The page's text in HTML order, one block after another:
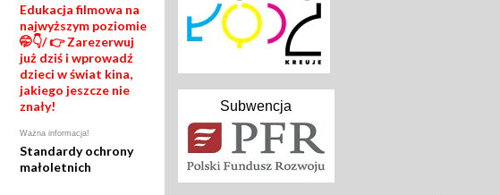
Edukacja filmowa na
najwyższym poziomie
🤭👇/ 👉 Zarezerwuj
już dziś i wprowadź
dzieci w świat kina,
jakiego jeszcze nie
znały!
Ważna informacja!
Standardy ochrony
małoletnich
Subwencja